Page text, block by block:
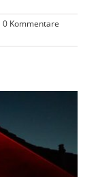
0 Kommentare